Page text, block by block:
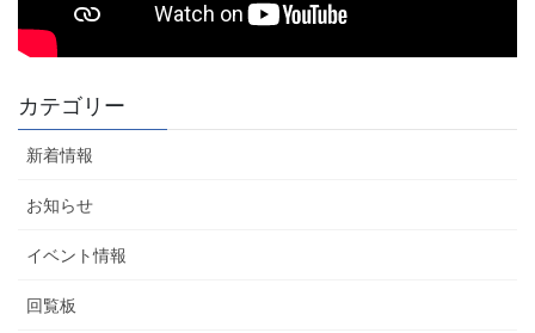
カテゴリー
新着情報
お知らせ
イベント情報
回覧板